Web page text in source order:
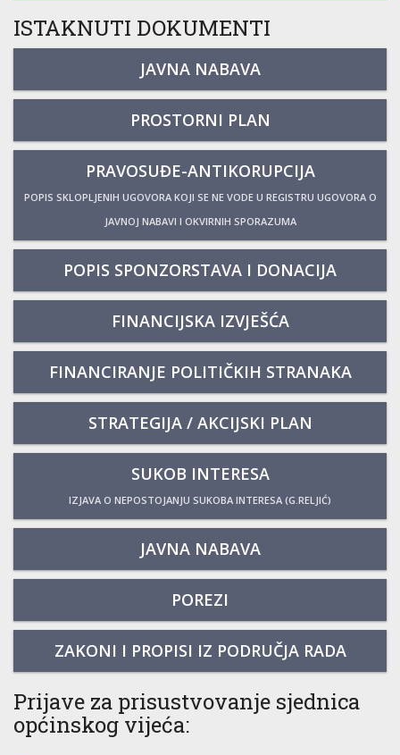
ISTAKNUTI DOKUMENTI
JAVNA NABAVA
PROSTORNI PLAN
PRAVOSUĐE-ANTIKORUPCIJA
POPIS SKLOPLJENIH UGOVORA KOJI SE NE VODE U REGISTRU UGOVORA O
JAVNOJ NABAVI I OKVIRNIH SPORAZUMA
POPIS SPONZORSTAVA I DONACIJA
FINANCIJSKA IZVJEŠĆA
FINANCIRANJE POLITIČKIH STRANAKA
STRATEGIJA / AKCIJSKI PLAN
SUKOB INTERESA
IZJAVA O NEPOSTOJANJU SUKOBA INTERESA (G.RELJIĆ)
JAVNA NABAVA
POREZI
ZAKONI I PROPISI IZ PODRUČJA RADA
Prijave za prisustvovanje sjednica
općinskog vijeća: